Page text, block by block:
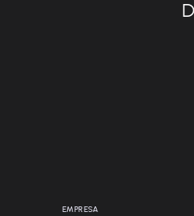
EMPRESA